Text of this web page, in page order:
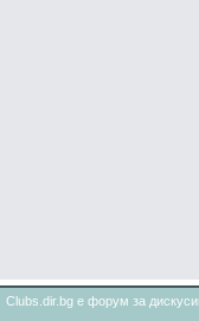
Clubs.dir.bg е форум за